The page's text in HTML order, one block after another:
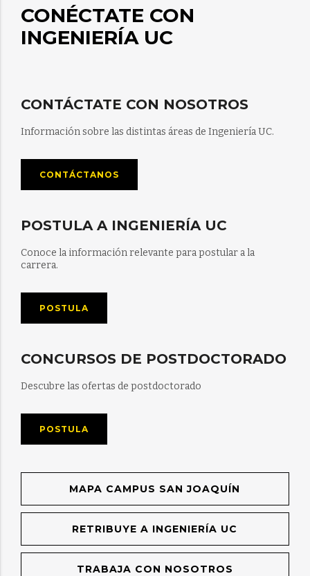
CONÉCTATE CON
INGENIERÍA UC
CONTÁCTATE CON NOSOTROS
Información sobre las distintas áreas de Ingeniería UC.
CONTÁCTANOS
POSTULA A INGENIERÍA UC
Conoce la información relevante para postular a la
carrera.
POSTULA
CONCURSOS DE POSTDOCTORADO
Descubre las ofertas de postdoctorado
POSTULA
MAPA CAMPUS SAN JOAQUÍN
RETRIBUYE A INGENIERÍA UC
TRABAJA CON NOSOTROS